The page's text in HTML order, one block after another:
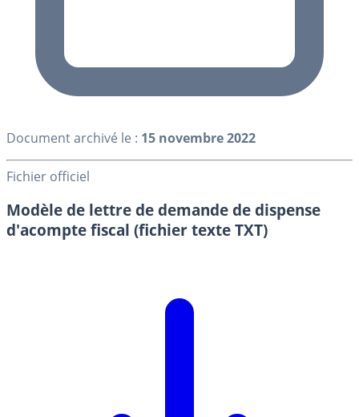
Document archivé le : 15 novembre 2022
Fichier officiel
Modèle de lettre de demande de dispense
d'acompte fiscal (fichier texte TXT)